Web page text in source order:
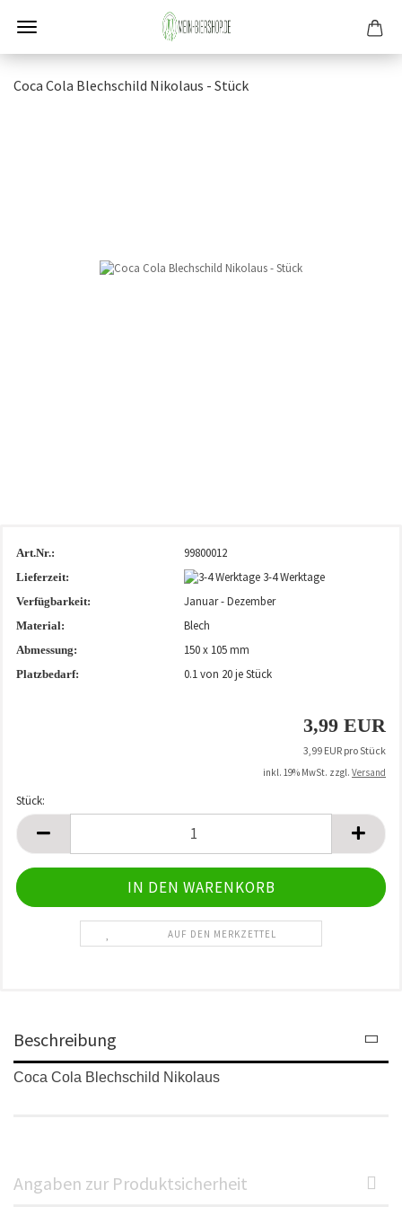
Coca Cola Blech­schild Ni­ko­laus - Stück
Art.Nr.: 99800012
Lieferzeit: 3-4 Werktage
Verfügbarkeit: Januar - Dezember
Material: Blech
Abmessung: 150 x 105 mm
Platzbedarf: 0.1von 20 je Stück
3,99 EUR
3,99 EUR pro Stück
inkl. 19% MwSt. zzgl. Versand
Stück:
Stück
AUF DEN MERKZETTEL
Beschreibung
Coca Cola Blechschild Nikolaus
Angaben zur Produktsicherheit